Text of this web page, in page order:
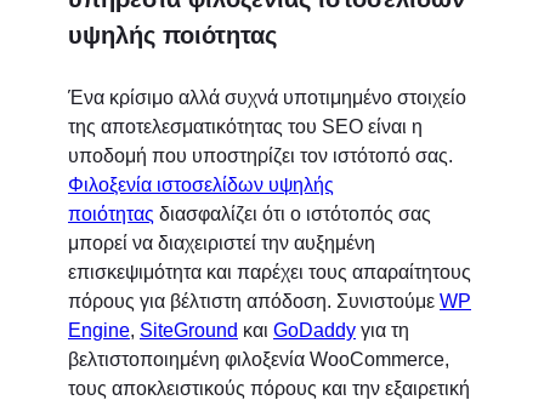
υψηλής ποιότητας
Ένα κρίσιμο αλλά συχνά υποτιμημένο στοιχείο
της αποτελεσματικότητας του SEO είναι η
υποδομή που υποστηρίζει τον ιστότοπό σας.
Φιλοξενία ιστοσελίδων υψηλής
ποιότητας διασφαλίζει ότι ο ιστότοπός σας
μπορεί να διαχειριστεί την αυξημένη
επισκεψιμότητα και παρέχει τους απαραίτητους
πόρους για βέλτιστη απόδοση. Συνιστούμε WP
Engine, SiteGround και GoDaddy για τη
βελτιστοποιημένη φιλοξενία WooCommerce,
τους αποκλειστικούς πόρους και την εξαιρετική